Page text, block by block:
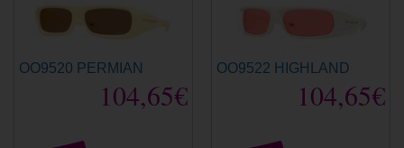
OO9520 PERMIAN
104,65€
OO9522 HIGHLAND
104,65€